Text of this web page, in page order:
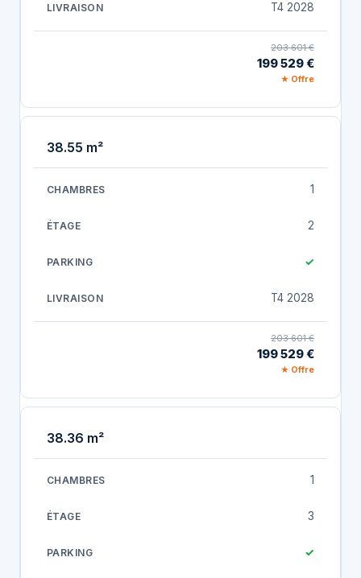
T4 2028
203 601 €
199 529 €
★ Offre
38.55 m²
1
2
✓
T4 2028
203 601 €
199 529 €
★ Offre
38.36 m²
1
3
✓